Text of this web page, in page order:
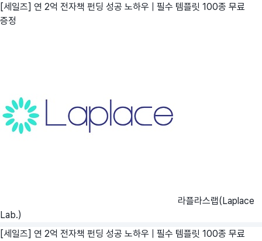
[세일즈] 연 2억 전자책 펀딩 성공 노하우 | 필수 템플릿 100종 무료
증정
라플라스랩(Laplace
Lab.)
[세일즈] 연 2억 전자책 펀딩 성공 노하우 | 필수 템플릿 100종 무료